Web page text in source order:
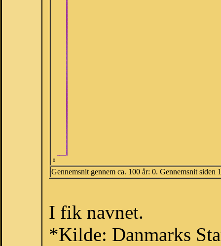
0
Gennemsnit gennem ca. 100 år: 0. Gennemsnit siden
I fik navnet.
*Kilde: Danmarks